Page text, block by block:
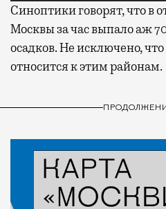
Синоптики говорят, что в
Москвы за час выпало аж
осадков. Не исключено,
относится к этим районам.